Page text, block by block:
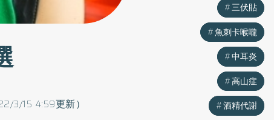
3/15 4:59更新）
三伏貼
魚刺卡喉嚨
中耳炎
高山症
酒精代謝
三伏貼
魚刺卡喉嚨
中耳炎
高山症
酒精代謝